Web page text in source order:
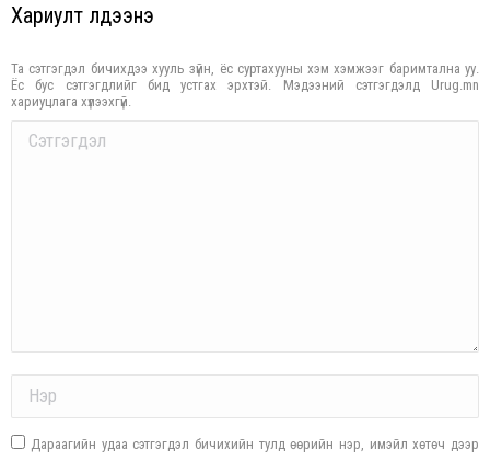
Хариулт үлдээнэ үү
Та сэтгэгдэл бичихдээ хууль зүйн, ёс суртахууны хэм хэмжээг баримтална уу.
Ёс бус сэтгэгдлийг бид устгах эрхтэй. Мэдээний сэтгэгдэлд Urug.mn
хариуцлага хүлээхгүй.
Comment
Дараагийн удаа сэтгэгдэл бичихийн тулд өөрийн нэр, имэйл хөтөч дээр